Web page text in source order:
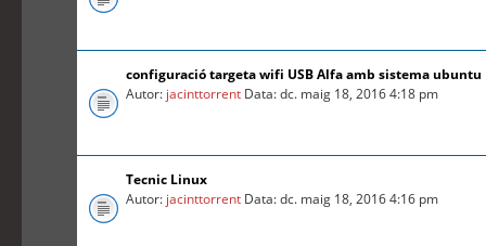
configuració targeta wifi USB Alfa amb sistema ubuntu
Autor: jacinttorrent Data: dc. maig 18, 2016 4:18 pm
Tecnic Linux
Autor: jacinttorrent Data: dc. maig 18, 2016 4:16 pm